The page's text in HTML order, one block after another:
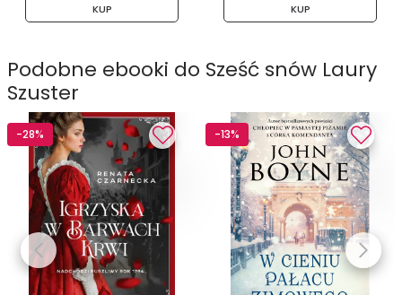
KUP KUP
Podobne ebooki do Sześć snów Laury
Szuster
-28% -13%